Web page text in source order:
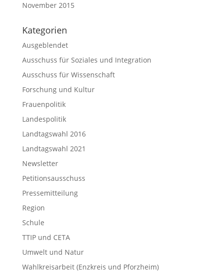
November 2015
Kategorien
Ausgeblendet
Ausschuss für Soziales und Integration
Ausschuss für Wissenschaft
Forschung und Kultur
Frauenpolitik
Landespolitik
Landtagswahl 2016
Landtagswahl 2021
Newsletter
Petitionsausschuss
Pressemitteilung
Region
Schule
TTIP und CETA
Umwelt und Natur
Wahlkreisarbeit (Enzkreis und Pforzheim)